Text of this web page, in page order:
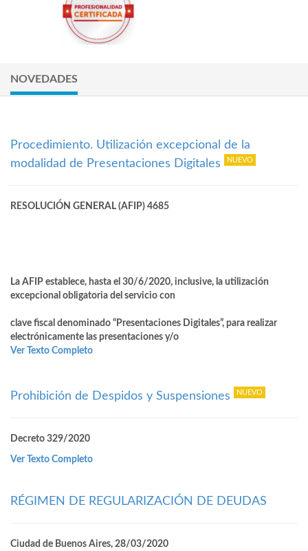
NOVEDADES
Procedimiento. Utilización excepcional de la
modalidad de Presentaciones Digitales
RESOLUCIÓN GENERAL (AFIP) 4685
La AFIP establece, hasta el 30/6/2020, inclusive, la utilización
excepcional obligatoria del servicio con
clave fiscal denominado “Presentaciones Digitales”, para realizar
electrónicamente las presentaciones y/o
Ver Texto Completo
Prohibición de Despidos y Suspensiones
Decreto 329/2020
Ver Texto Completo
RÉGIMEN DE REGULARIZACIÓN DE DEUDAS
Ciudad de Buenos Aires, 28/03/2020